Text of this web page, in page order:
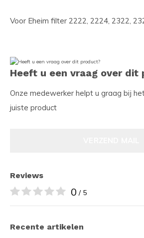
Voor Eheim filter 2222, 2224, 2322,
Heeft u een vraag over dit
Onze medewerker helpt u graag bij
juiste product
Reviews
0 / 5
Recente artikelen